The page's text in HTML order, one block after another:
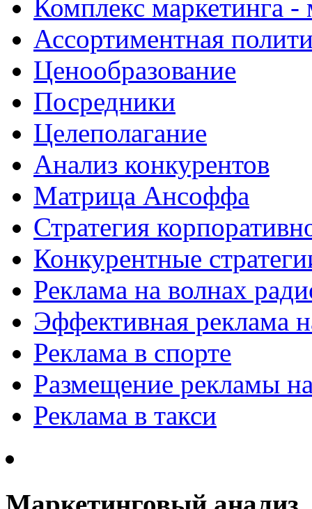
Комплекс маркетинга
Ассортиментная
Ценообразование
Посредники
Целеполагание
Анализ конкурентов
Матрица Ансоффа
Стратегия
Конкурентные
Реклама на волнах
Эффективная реклама
Реклама в спорте
Размещение рекламы
Реклама в такси